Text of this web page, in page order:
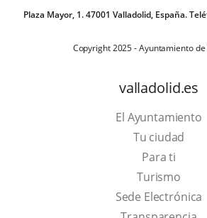
Plaza Mayor, 1. 47001 Valladolid, España.
Copyright 2025 - Ayuntamiento
valladolid.es
El Ayuntamiento
Tu ciudad
Para ti
TurismoThis
link
Sede Electrónica